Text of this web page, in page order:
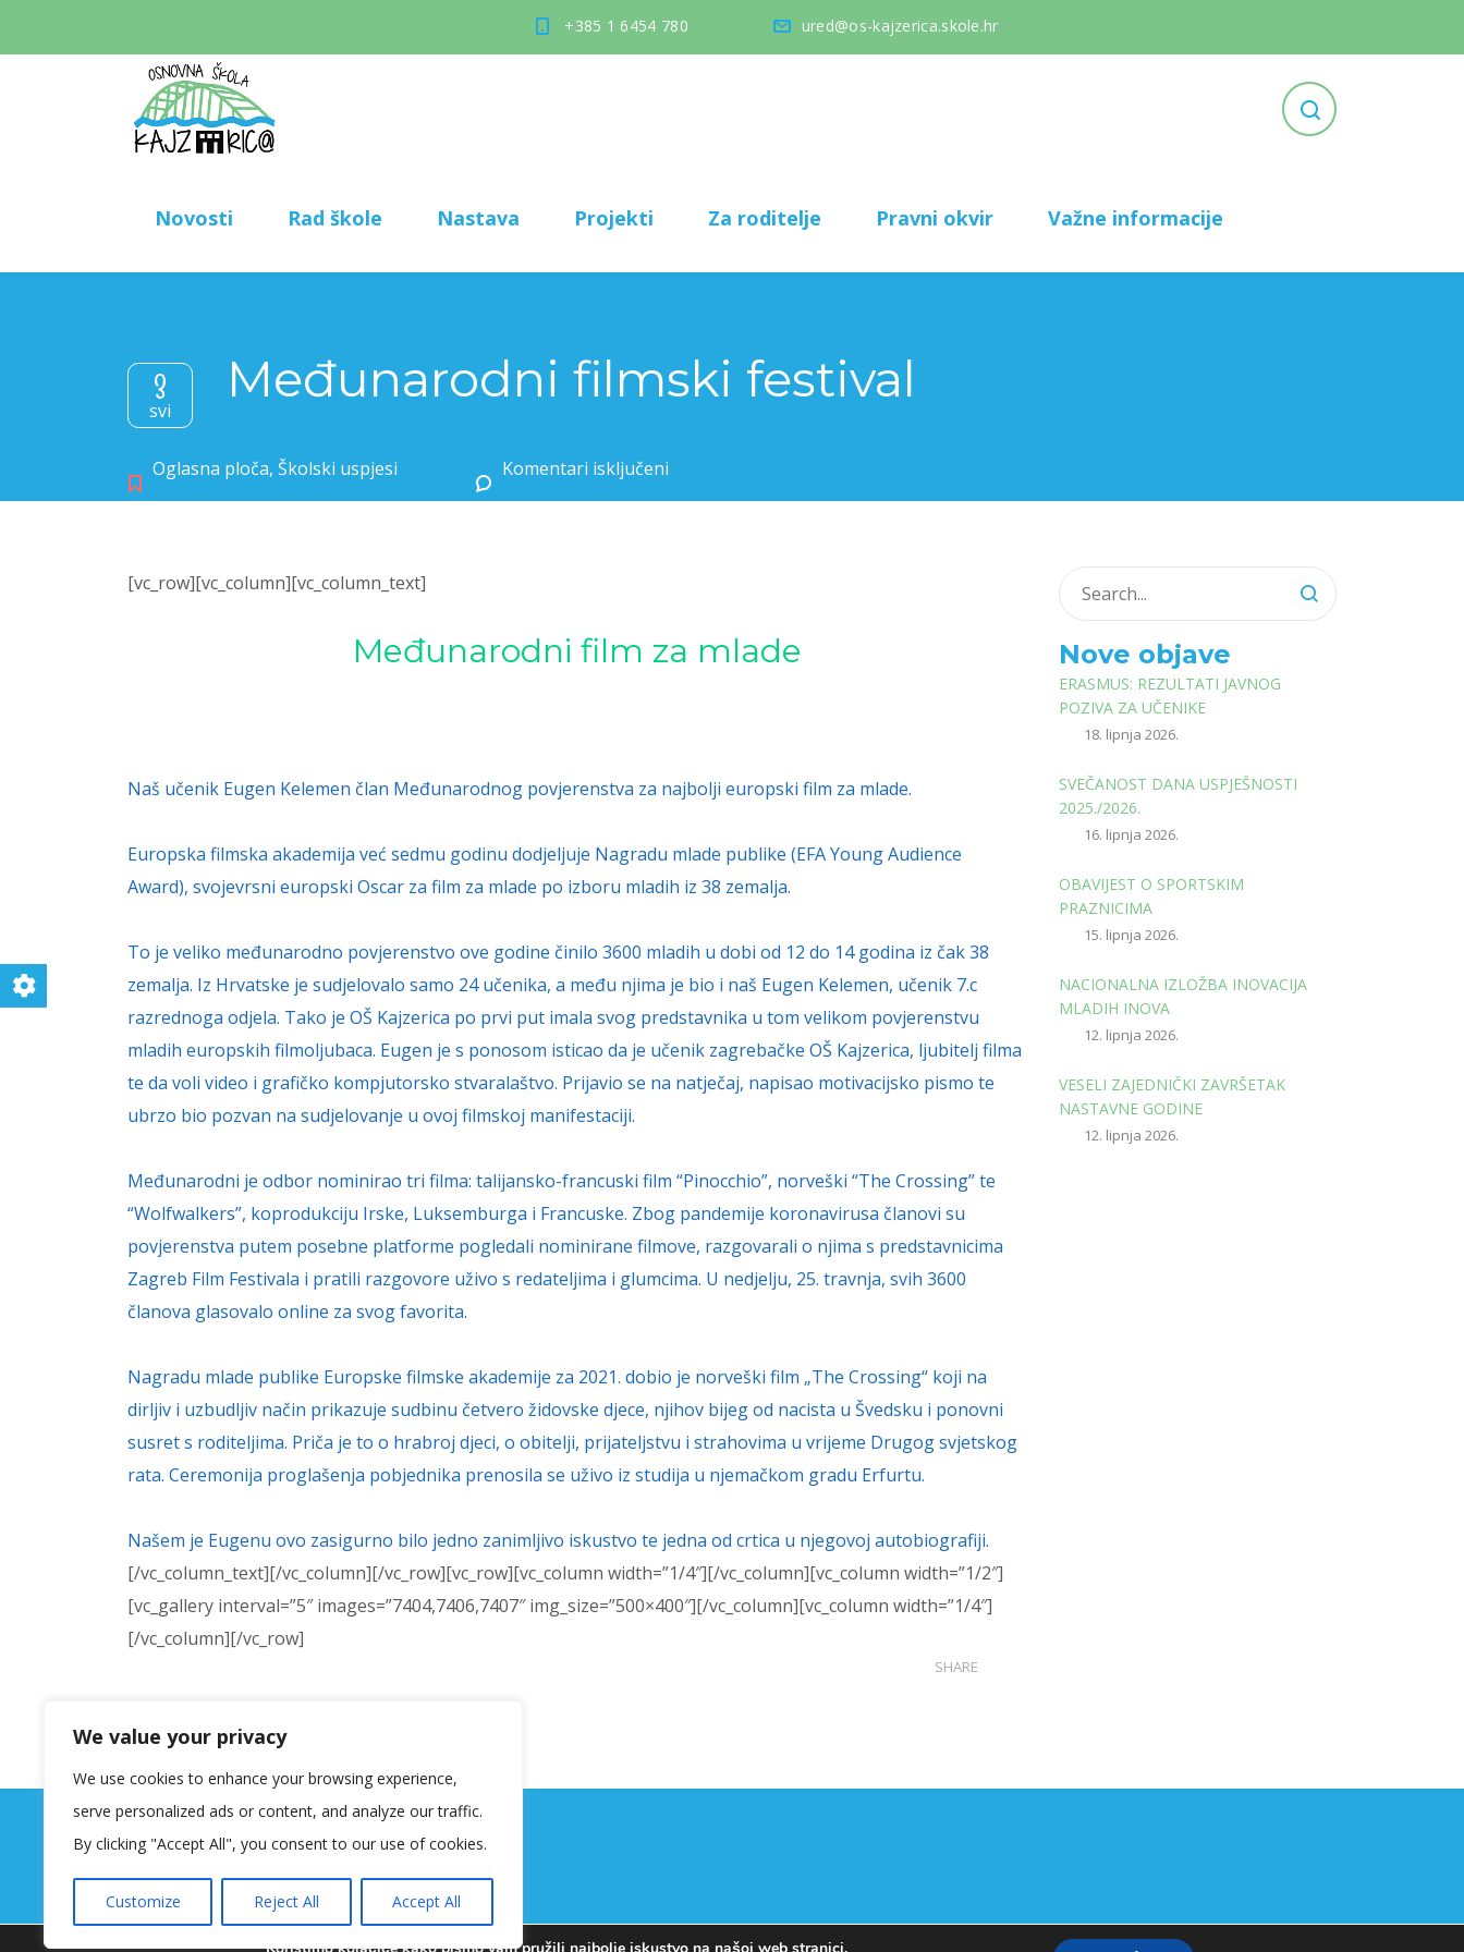
We value your privacy
We use cookies to enhance your browsing experience,
serve personalized ads or content, and analyze our traffic.
By clicking "Accept All", you consent to our use of cookies.
Customize Reject All Accept All
+385 1 6454 780 ured@os-kajzerica.skole.hr
Novosti Rad škole Nastava Projekti Za roditelje Pravni okvir Važne informacije
3
svi
Međunarodni filmski festival
Oglasna ploča, Školski uspjesi Komentari isključeni
[vc_row][vc_column][vc_column_text]
Međunarodni film za mlade
Naš učenik Eugen Kelemen član Međunarodnog povjerenstva za najbolji europski film za mlade.
Europska filmska akademija već sedmu godinu dodjeljuje Nagradu mlade publike (EFA Young Audience
Award), svojevrsni europski Oscar za film za mlade po izboru mladih iz 38 zemalja.
To je veliko međunarodno povjerenstvo ove godine činilo 3600 mladih u dobi od 12 do 14 godina iz čak 38
zemalja. Iz Hrvatske je sudjelovalo samo 24 učenika, a među njima je bio i naš Eugen Kelemen, učenik 7.c
razrednoga odjela. Tako je OŠ Kajzerica po prvi put imala svog predstavnika u tom velikom povjerenstvu
mladih europskih filmoljubaca. Eugen je s ponosom isticao da je učenik zagrebačke OŠ Kajzerica, ljubitelj filma
te da voli video i grafičko kompjutorsko stvaralaštvo. Prijavio se na natječaj, napisao motivacijsko pismo te
ubrzo bio pozvan na sudjelovanje u ovoj filmskoj manifestaciji.
Međunarodni je odbor nominirao tri filma: talijansko-francuski film “Pinocchio”, norveški “The Crossing” te
“Wolfwalkers”, koprodukciju Irske, Luksemburga i Francuske. Zbog pandemije koronavirusa članovi su
povjerenstva putem posebne platforme pogledali nominirane filmove, razgovarali o njima s predstavnicima
Zagreb Film Festivala i pratili razgovore uživo s redateljima i glumcima. U nedjelju, 25. travnja, svih 3600
članova glasovalo online za svog favorita.
Nagradu mlade publike Europske filmske akademije za 2021. dobio je norveški film „The Crossing“ koji na
dirljiv i uzbudljiv način prikazuje sudbinu četvero židovske djece, njihov bijeg od nacista u Švedsku i ponovni
susret s roditeljima. Priča je to o hrabroj djeci, o obitelji, prijateljstvu i strahovima u vrijeme Drugog svjetskog
rata. Ceremonija proglašenja pobjednika prenosila se uživo iz studija u njemačkom gradu Erfurtu.
Našem je Eugenu ovo zasigurno bilo jedno zanimljivo iskustvo te jedna od crtica u njegovoj autobiografiji.
[/vc_column_text][/vc_column][/vc_row][vc_row][vc_column width=”1/4″][/vc_column][vc_column width=”1/2″]
[vc_gallery interval=”5″ images=”7404,7406,7407″ img_size=”500×400″][/vc_column][vc_column width=”1/4″]
[/vc_column][/vc_row]
SHARE
Nove objave
ERASMUS: REZULTATI JAVNOG
POZIVA ZA UČENIKE
18. lipnja 2026.
SVEČANOST DANA USPJEŠNOSTI
2025./2026.
16. lipnja 2026.
OBAVIJEST O SPORTSKIM
PRAZNICIMA
15. lipnja 2026.
NACIONALNA IZLOŽBA INOVACIJA
MLADIH INOVA
12. lipnja 2026.
VESELI ZAJEDNIČKI ZAVRŠETAK
NASTAVNE GODINE
12. lipnja 2026.